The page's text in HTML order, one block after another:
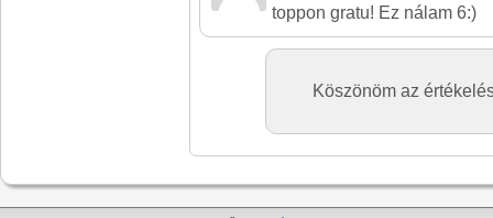
toppon gratu! Ez nálam 6:)
Köszönöm az